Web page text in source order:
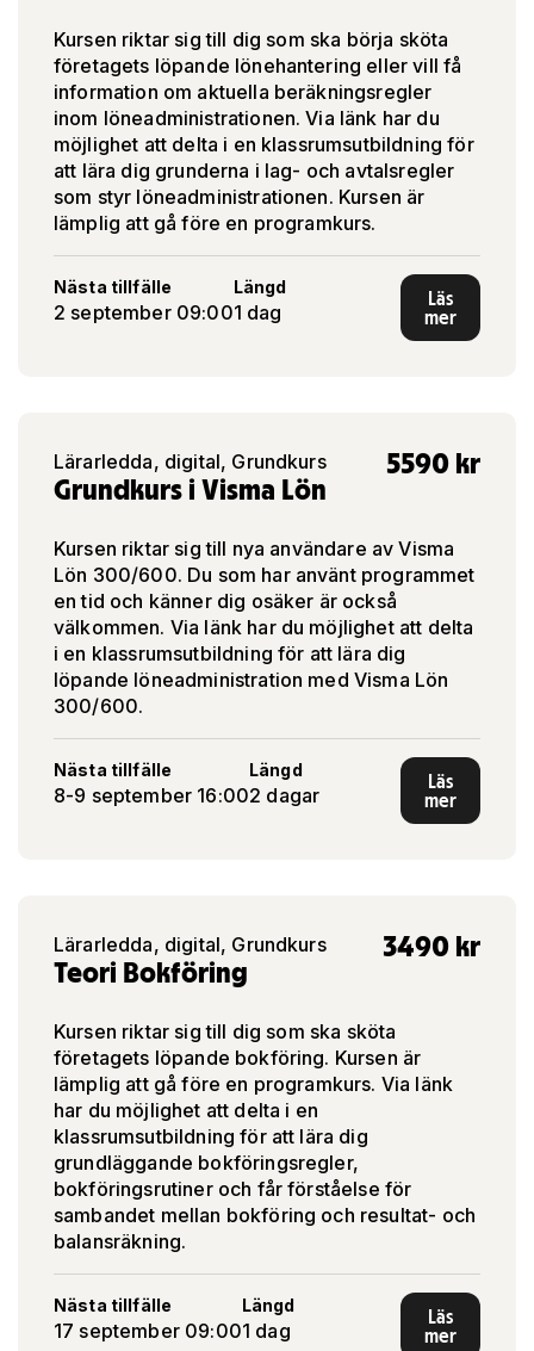
Kursen riktar sig till dig som ska börja sköta
företagets löpande lönehantering eller vill få
information om aktuella beräkningsregler
inom löneadministrationen. Via länk har du
möjlighet att delta i en klassrumsutbildning för
att lära dig grunderna i lag- och avtalsregler
som styr löneadministrationen. Kursen är
lämplig att gå före en programkurs.
Nästa tillfälle
2 september 09:00
Längd
1 dag
Läs
mer
Lärarledda, digital, Grundkurs
Grundkurs i Visma Lön
5590 kr
Kursen riktar sig till nya användare av Visma
Lön 300/600. Du som har använt programmet
en tid och känner dig osäker är också
välkommen. Via länk har du möjlighet att delta
i en klassrumsutbildning för att lära dig
löpande löneadministration med Visma Lön
300/600.
Nästa tillfälle
8-9 september 16:00
Längd
2 dagar
Läs
mer
Lärarledda, digital, Grundkurs
Teori Bokföring
3490 kr
Kursen riktar sig till dig som ska sköta
företagets löpande bokföring. Kursen är
lämplig att gå före en programkurs. Via länk
har du möjlighet att delta i en
klassrumsutbildning för att lära dig
grundläggande bokföringsregler,
bokföringsrutiner och får förståelse för
sambandet mellan bokföring och resultat- och
balansräkning.
Nästa tillfälle
17 september 09:00
Längd
1 dag
Läs
mer